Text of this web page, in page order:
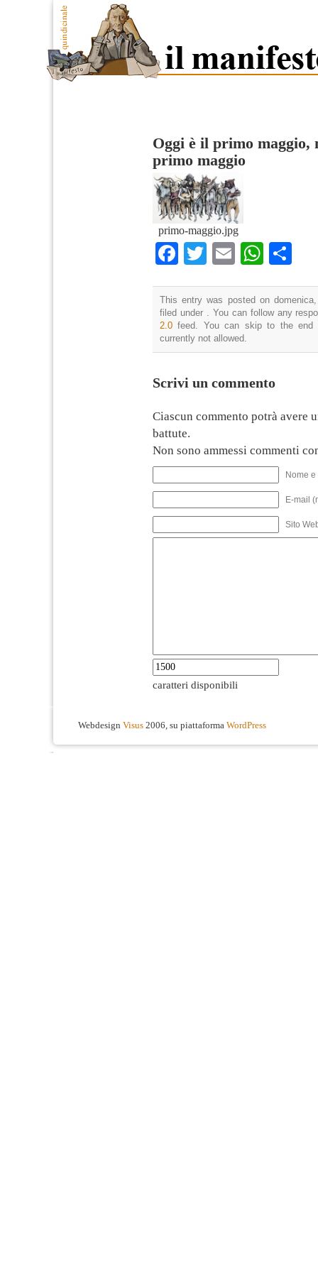
Oggi è il primo maggio,
primo maggio
primo-maggio.jpg
Facebook
TwitterEmail
This entry was posted on
filed under . You can follow any
2.0 feed. You can skip to the end
currently not allowed.
Scrivi un commento
Ciascun commento potrà avere
battute.
Non sono ammessi commenti
Nome
E-mail
Sito
caratteri disponibili
Webdesign Visus 2006, su piattaforma WordPress